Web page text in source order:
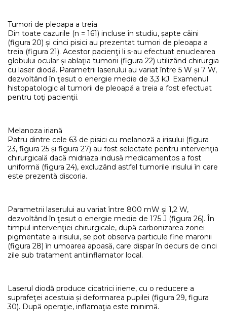
Tumori de pleoapa a treia
Din toate cazurile (n = 161) incluse în studiu, șapte câini
(figura 20) și cinci pisici au prezentat tumori de pleoapa a
treia (figura 21). Acestor pacienţi li s-au efectuat enuclearea
globului ocular și ablaţia tumorii (figura 22) utilizând chirurgia
cu laser diodă. Parametrii laserului au variat între 5 W și 7 W,
dezvoltând în ţesut o energie medie de 3,3 kJ. Examenul
histopatologic al tumorii de pleoapă a treia a fost efectuat
pentru toţi pacienţii.
Melanoza iriană
Patru dintre cele 63 de pisici cu melanoză a irisului (figura
23, figura 25 și figura 27) au fost selectate pentru intervenţia
chirurgicală dacă midriaza indusă medicamentos a fost
uniformă (figura 24), excluzând astfel tumorile irisului în care
este prezentă discoria.
Parametrii laserului au variat între 800 mW și 1,2 W,
dezvoltând în ţesut o energie medie de 175 J (figura 26). În
timpul intervenţiei chirurgicale, după carbonizarea zonei
pigmentate a irisului, se pot observa particule fine maronii
(figura 28) în umoarea apoasă, care dispar în decurs de cinci
zile sub tratament antiinflamator local.
Laserul diodă produce cicatrici iriene, cu o reducere a
suprafeţei acestuia și deformarea pupilei (figura 29, figura
30). După operaţie, inflamaţia este minimă.